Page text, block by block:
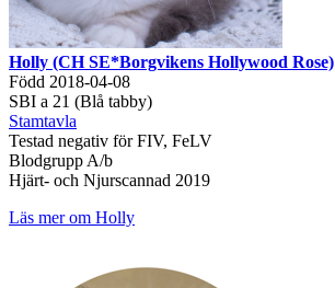
Holly (CH SE*Borgvikens Hollywood Rose)
Född 2018-04-08
SBI a 21 (Blå tabby)
Stamtavla
Testad negativ för FIV, FeLV
Blodgrupp A/b
Hjärt- och Njurscannad 2019
Läs mer om Holly